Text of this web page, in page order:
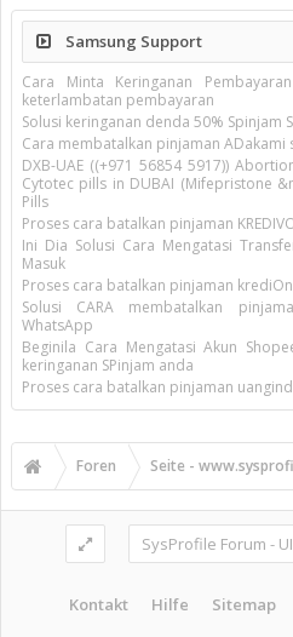
Samsung Support
Cara Minta Keringanan
keterlambatan pembayaran
Solusi keringanan denda 50% Spinjam
Cara membatalkan pinjaman ADakami
DXB-UAE ((+971 56854 5917))
Cytotec pills in DUBAI (Mifepristone
Pills
Proses cara batalkan pinjaman
Ini Dia Solusi Cara Mengatasi
Masuk
Proses cara batalkan pinjaman
Solusi CARA membatalkan
WhatsApp
Beginila Cara Mengatasi Akun
keringanan SPinjam anda
Proses cara batalkan pinjaman
Foren Seite -
SysProfile Forum -
Kontakt Hilfe Sitemap